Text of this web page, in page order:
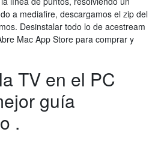
a mediafire, descargamos el zip del
Desinstalar todo lo de acestream
Mac App Store para comprar y
TV en el PC
guía
.